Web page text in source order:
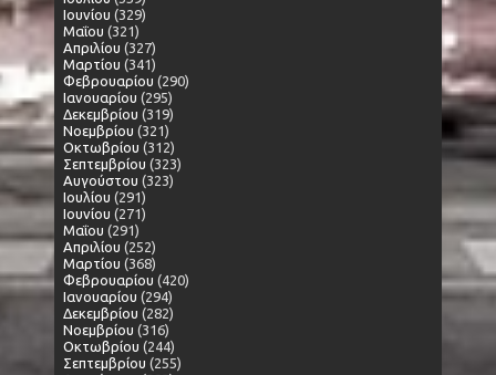
Ιουνίου (329)
Μαΐου (321)
Απριλίου (327)
Μαρτίου (341)
Φεβρουαρίου (290)
Ιανουαρίου (295)
Δεκεμβρίου (319)
Νοεμβρίου (321)
Οκτωβρίου (312)
Σεπτεμβρίου (323)
Αυγούστου (323)
Ιουλίου (291)
Ιουνίου (271)
Μαΐου (291)
Απριλίου (252)
Μαρτίου (368)
Φεβρουαρίου (420)
Ιανουαρίου (294)
Δεκεμβρίου (282)
Νοεμβρίου (316)
Οκτωβρίου (244)
Σεπτεμβρίου (255)